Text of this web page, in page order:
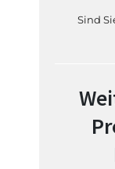
Sind